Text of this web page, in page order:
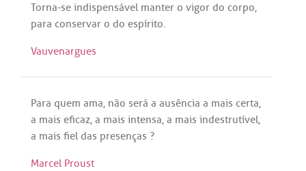
Torna-se indispensável manter o vigor do corpo,
para conservar o do espírito.
Vauvenargues
Para quem ama, não será a ausência a mais certa,
a mais eficaz, a mais intensa, a mais indestrutível,
a mais fiel das presenças ?
Marcel Proust